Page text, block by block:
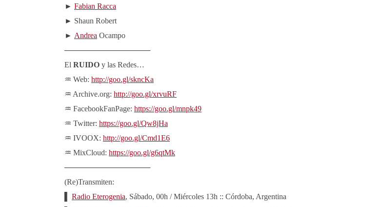
► Fabian Racca
► Shaun Robert
► Andrea Ocampo
────────────────
El RUIDO y las Redes…
♒ Web: http://goo.gl/skncKa
♒ Archive.org: http://goo.gl/xrvuRF
♒ FacebookFanPage: https://goo.gl/mnpk49
♒ Twitter: https://goo.gl/Qw8jHa
♒ IVOOX: http://goo.gl/Cmd1E6
♒ MixCloud: https://goo.gl/g6qtMk
────────────────
(Re)Transmiten:
Radio Eterogenia, Sábado, 00h / Miércoles 13h :: Córdoba, Argentina